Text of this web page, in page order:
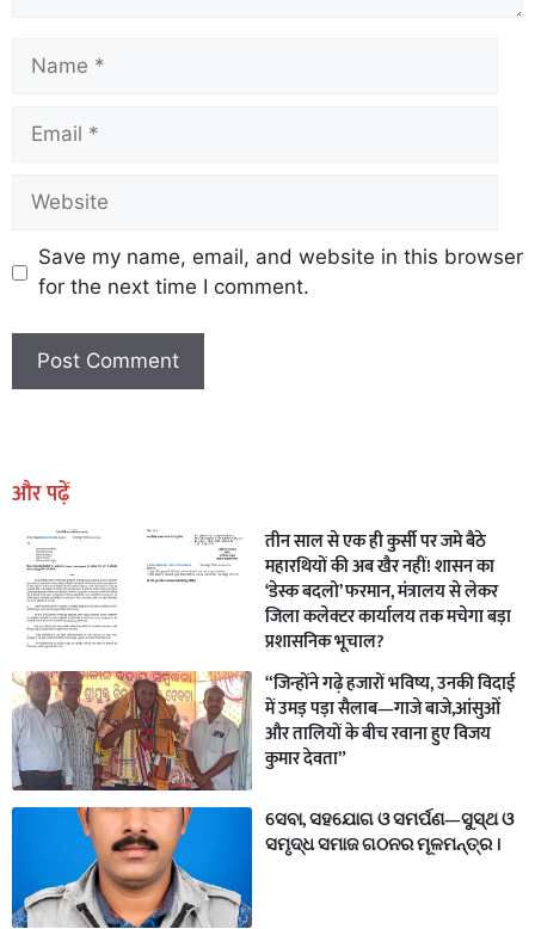
Save my name, email, and website in this browser
for the next time I comment.
और पढ़ें
तीन साल से एक ही कुर्सी पर जमे बैठे
महारथियों की अब खैर नहीं! शासन का
‘डेस्क बदलो’ फरमान, मंत्रालय से लेकर
जिला कलेक्टर कार्यालय तक मचेगा बड़ा
प्रशासनिक भूचाल?
“जिन्होंने गढ़े हजारों भविष्य, उनकी विदाई
में उमड़ पड़ा सैलाब—गाजे बाजे,आंसुओं
और तालियों के बीच रवाना हुए विजय
कुमार देवता”
ସେବା, ସହଯୋଗ ଓ ସମର୍ପଣ—ସୁସ୍ଥ ଓ
ସମୃଦ୍ଧ ସମାଜ ଗଠନର ମୂଳମନ୍ତ୍ର ।